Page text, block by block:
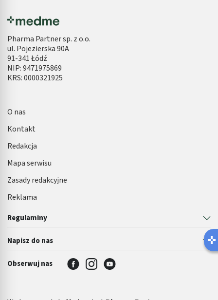
Pharma Partner sp. z o.o.
ul. Pojezierska 90A
91-341 Łódź
NIP: 9471975869
KRS: 0000321925
Regulaminy
Napisz do nas
O nas
Kontakt
Redakcja
Mapa serwisu
Zasady redakcyjne
Reklama
Obserwuj nas